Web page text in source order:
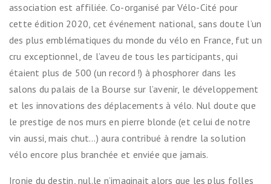
association est affiliée. Co-organisé par Vélo-Cité pour
cette édition 2020, cet événement national, sans doute l’un
des plus emblématiques du monde du vélo en France, fut un
cru exceptionnel, de l’aveu de tous les participants, qui
étaient plus de 500 (un record !) à phosphorer dans les
salons du palais de la Bourse sur l’avenir, le développement
et les innovations des déplacements à vélo. Nul doute que
le prestige de nos murs en pierre blonde (et celui de notre
vin aussi, mais chut…) aura contribué à rendre la solution
vélo encore plus branchée et enviée que jamais.
Ironie du destin, nul.le n’imaginait alors que les plus folles